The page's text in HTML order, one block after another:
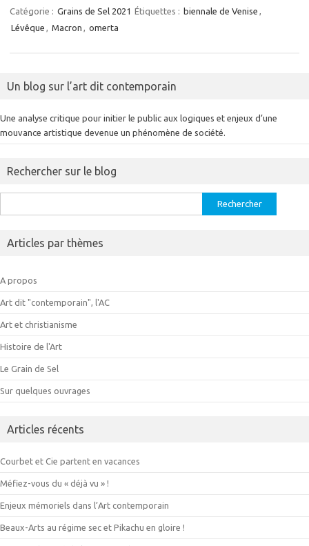
Catégorie : Grains de Sel 2021 Étiquettes : biennale de Venise ,
Lévêque , Macron , omerta
Un blog sur l’art dit contemporain
Une analyse critique pour initier le public aux logiques et enjeux d’une
mouvance artistique devenue un phénomène de société.
Rechercher sur le blog
Articles par thèmes
A propos
Art dit "contemporain", l'AC
Art et christianisme
Histoire de l'Art
Le Grain de Sel
Sur quelques ouvrages
Articles récents
Courbet et Cie partent en vacances
Méfiez-vous du « déjà vu » !
Enjeux mémoriels dans l’Art contemporain
Beaux-Arts au régime sec et Pikachu en gloire !